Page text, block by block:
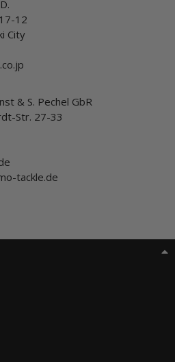
12
City
& S. Pechel GbR
Str. 27-33
tackle.de